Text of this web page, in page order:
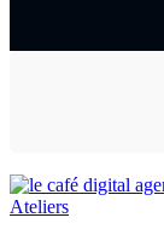
Ateliers